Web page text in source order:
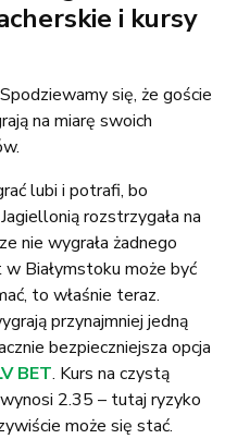
i kursy
się, że goście
na miarę swoich
lubi i potrafi, bo
rozstrzygała na
nie wygrała żadnego
Białymstoku może być
to właśnie teraz.
przynajmniej jedną
bezpieczniejsza opcja
BET. Kurs na czystą
2.35 – tutaj ryzyko
może się stać.